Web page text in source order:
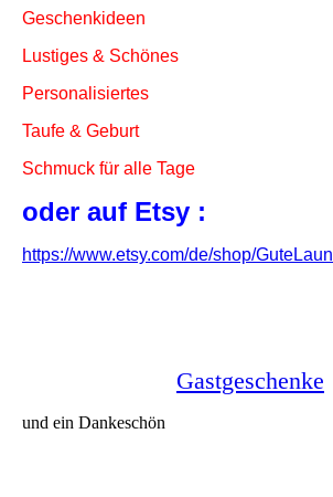
Geschenkideen
Lustiges & Schönes
Personalisiertes
Taufe & Geburt
Schmuck für alle Tage
oder auf Etsy :
https://www.etsy.com/de/shop/
Gastgeschenke
und ein Dankeschön